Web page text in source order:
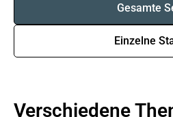
Gesamte
Einzelne
Verschiedene